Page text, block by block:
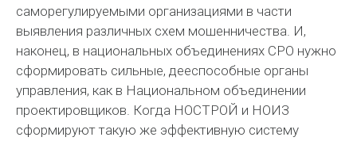
саморегулируемыми организациями в части
выявления различных схем мошенничества. И,
наконец, в национальных объединениях СРО нужно
сформировать сильные, дееспособные органы
управления, как в Национальном объединении
проектировщиков. Когда НОСТРОЙ и НОИЗ
сформируют такую же эффективную систему